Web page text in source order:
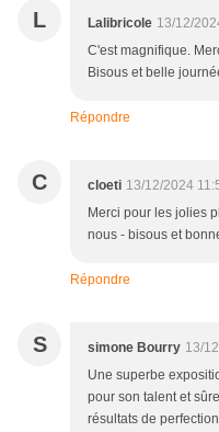
L Lalibricole 13/12/
C'est magnifique.
Bisous et belle
Répondre
C cloeti 13/12/2024
Merci pour les jolies
nous - bisous et
Répondre
S simone Bourry 13/
Une superbe
pour son talent et
résultats de